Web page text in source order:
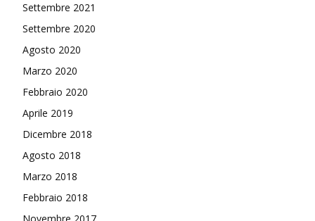
Settembre 2021
Settembre 2020
Agosto 2020
Marzo 2020
Febbraio 2020
Aprile 2019
Dicembre 2018
Agosto 2018
Marzo 2018
Febbraio 2018